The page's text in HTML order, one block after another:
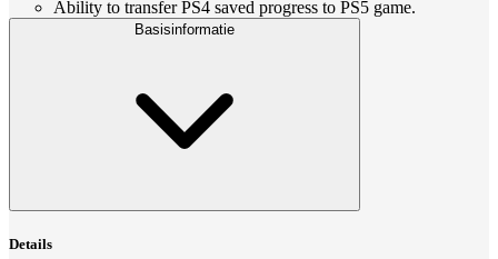
Ability to transfer PS4 saved progress to PS5 game.
Basisinformatie
Details